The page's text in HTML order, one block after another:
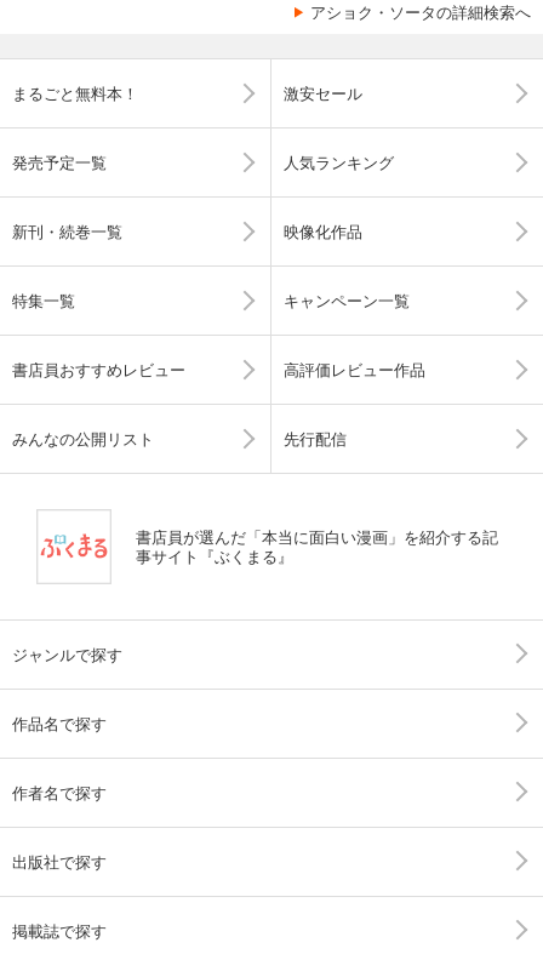
アショク・ソータの詳細検索へ
まるごと無料本！ 激安セール
発売予定一覧 人気ランキング
新刊・続巻一覧 映像化作品
特集一覧 キャンペーン一覧
書店員おすすめレビュー 高評価レビュー作品
みんなの公開リスト 先行配信
書店員が選んだ「本当に面白い漫画」を紹介する記
事サイト『ぶくまる』
ジャンルで探す
作品名で探す
作者名で探す
出版社で探す
掲載誌で探す